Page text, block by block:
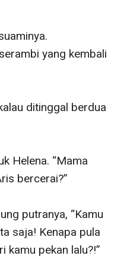
yang kembali
ditinggal berdua
Helena. “Mama
bercerai?”
putranya, “Kamu
saja! Kenapa pula
kamu pekan lalu?!”